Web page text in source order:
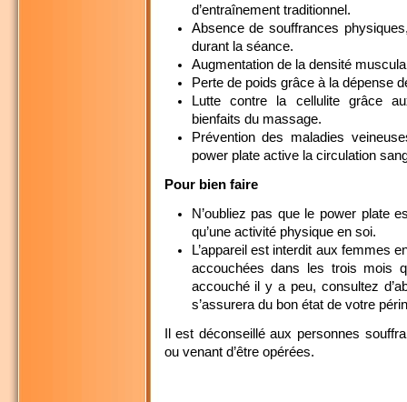
d’entraînement traditionnel.
Absence de souffrances
durant la séance.
Augmentation de la densité
Perte de poids grâce à la dépense
Lutte contre la cellulite grâce
bienfaits du massage.
Prévention des maladies
power plate active la circulation
Pour bien faire
N’oubliez pas que le power plate
qu’une activité physique en soi.
L’appareil est interdit aux femmes
accouchées dans les trois mois
accouché il y a peu, consultez
s’assurera du bon état de votre
Il est déconseillé aux personnes
ou venant d’être opérées.